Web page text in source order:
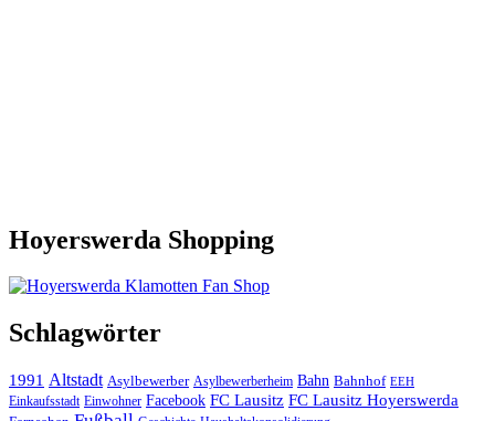
Hoyerswerda Shopping
Schlagwörter
1991 Altstadt Asylbewerber Asylbewerberheim Bahn Bahnhof EEH
Einkaufsstadt Einwohner Facebook FC Lausitz FC Lausitz Hoyerswerda